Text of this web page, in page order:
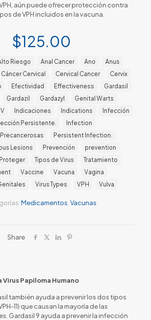
aún puede ofrecer protección contra
de VPH incluidos en la vacuna.
$125.00
Medicamentos Vacunas
Riesgo Anal Cancer Ano
Anus
Cáncer Cervical Cervical Cancer
Cervix
Efectividad Effectiveness
Gardasil
Gardazil Gardazyl
Genital Warts
Indicaciones Indications
Infección
Persistente.
Infection
Persistent Infection.
Lesions
Prevención
prevention
Proteger Tipos de Virus
Tratamiento
Vaccine Vacuna
Vagina
Virus Types VPH Vulva
Share
Virus Papiloma Humano
también ayuda a prevenir los dos tipos
11) que causan la mayoría de las
Gardasil 9 ayuda a prevenir la infección